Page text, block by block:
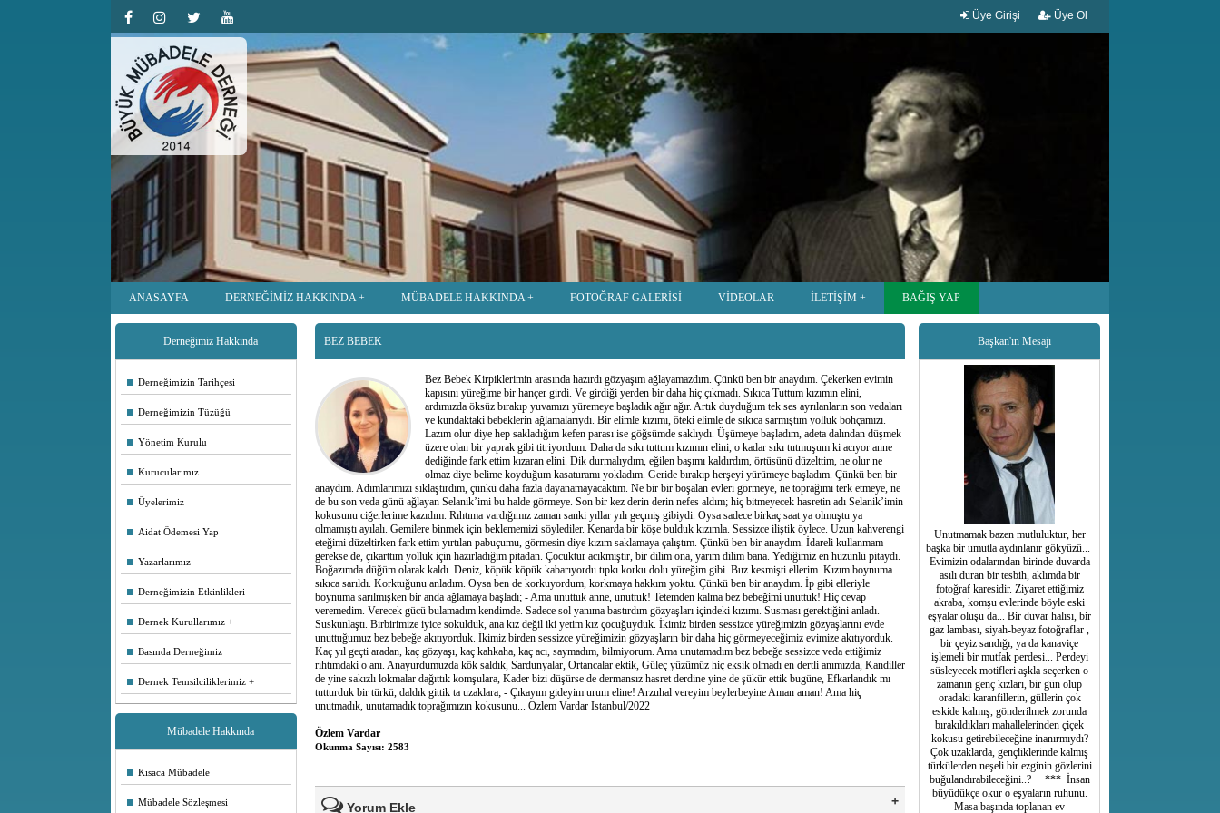
Üye Girişi Üye Ol
ANASAYFA DERNEĞİMİZ HAKKINDA MÜBADELE HAKKINDA FOTOĞRAF GALERİSİ VİDEOLAR İLETİŞİM BAĞIŞ YAP
Derneğimiz Hakkında
Derneğimizin Tarihçesi
Derneğimizin Tüzüğü
Yönetim Kurulu
Kurucularımız
Üyelerimiz
Aidat Ödemesi Yap
Yazarlarımız
Derneğimizin Etkinlikleri
Dernek Kurullarımız
Basında Derneğimiz
Dernek Temsilciliklerimiz
Mübadele Hakkında
Kısaca Mübadele
Mübadele Sözleşmesi
BEZ BEBEK
Bez Bebek Kirpiklerimin arasında hazırdı gözyaşım ağlayamazdım. Çünkü ben bir anaydım. Çekerken evimin
kapısını yüreğime bir hançer girdi. Ve girdiği yerden bir daha hiç çıkmadı. Sıkıca Tuttum kızımın elini,
ardımızda öksüz bırakıp yuvamızı yüremeye başladık ağır ağır. Artık duyduğum tek ses ayrılanların son vedaları
ve kundaktaki bebeklerin ağlamalarıydı. Bir elimle kızımı, öteki elimle de sıkıca sarmıştım yolluk bohçamızı.
Lazım olur diye hep sakladığım kefen parası ise göğsümde saklıydı. Üşümeye başladım, adeta dalından düşmek
üzere olan bir yaprak gibi titriyordum. Daha da sıkı tuttum kızımın elini, o kadar sıkı tutmuşum ki acıyor anne
dediğinde fark ettim kızaran elini. Dik durmalıydım, eğilen başımı kaldırdım, örtüsünü düzelttim, ne olur ne
olmaz diye belime koyduğum kasaturamı yokladım. Geride bırakıp herşeyi yürümeye başladım. Çünkü ben bir
anaydım. Adımlarımızı sıklaştırdım, çünkü daha fazla dayanamayacaktım. Ne bir bir boşalan evleri görmeye, ne toprağımı terk etmeye, ne
de bu son veda günü ağlayan Selanik’imi bu halde görmeye. Son bir kez derin derin nefes aldım; hiç bitmeyecek hasretin adı Selanik’imin
kokusunu ciğerlerime kazıdım. Rıhtıma vardığımız zaman sanki yıllar yılı geçmiş gibiydi. Oysa sadece birkaç saat ya olmuştu ya
olmamıştı ayılalı. Gemilere binmek için beklememizi söylediler. Kenarda bir köşe bulduk kızımla. Sessizce iliştik öylece. Uzun kahverengi
eteğimi düzeltirken fark ettim yırtılan pabuçumu, görmesin diye kızım saklamaya çalıştım. Çünkü ben bir anaydım. İdareli kullanmam
gerekse de, çıkarttım yolluk için hazırladığım pitadan. Çocuktur acıkmıştır, bir dilim ona, yarım dilim bana. Yediğimiz en hüzünlü pitaydı.
Boğazımda düğüm olarak kaldı. Deniz, köpük köpük kabarıyordu tıpkı korku dolu yüreğim gibi. Buz kesmişti ellerim. Kızım boynuma
sıkıca sarıldı. Korktuğunu anladım. Oysa ben de korkuyordum, korkmaya hakkım yoktu. Çünkü ben bir anaydım. İp gibi elleriyle
boynuma sarılmışken bir anda ağlamaya başladı; - Ama unuttuk anne, unuttuk! Tetemden kalma bez bebeğimi unuttuk! Hiç cevap
veremedim. Verecek gücü bulamadım kendimde. Sadece sol yanıma bastırdım gözyaşları içindeki kızımı. Susması gerektiğini anladı.
Suskunlaştı. Birbirimize iyice sokulduk, ana kız değil iki yetim kız çocuğuyduk. İkimiz birden sessizce yüreğimizin gözyaşlarını evde
unuttuğumuz bez bebeğe akıtıyorduk. İkimiz birden sessizce yüreğimizin gözyaşların bir daha hiç görmeyeceğimiz evimize akıtıyorduk.
Kaç yıl geçti aradan, kaç gözyaşı, kaç kahkaha, kaç acı, saymadım, bilmiyorum. Ama unutamadım bez bebeğe sessizce veda ettiğimiz
rıhtımdaki o anı. Anayurdumuzda kök saldık, Sardunyalar, Ortancalar ektik, Güleç yüzümüz hiç eksik olmadı en dertli anımızda, Kandiller
de yine sakızlı lokmalar dağıttık komşulara, Kader bizi düşürse de dermansız hasret derdine yine de şükür ettik bugüne, Efkarlandık mı
tutturduk bir türkü, daldık gittik ta uzaklara; - Çıkayım gideyim urum eline! Arzuhal vereyim beylerbeyine Aman aman! Ama hiç
unutmadık, unutamadık toprağımızın kokusunu... Özlem Vardar Istanbul/2022
Özlem Vardar
Okunma Sayısı: 2583
Yorum Ekle
Başkan'ın Mesajı
Unutmamak bazen mutluluktur, her
başka bir umutla aydınlanır gökyüzü...
Evimizin odalarından birinde duvarda
asılı duran bir tesbih, aklımda bir
fotoğraf karesidir. Ziyaret ettiğimiz
akraba, komşu evlerinde böyle eski
eşyalar oluşu da... Bir duvar halısı, bir
gaz lambası, siyah-beyaz fotoğraflar ,
bir çeyiz sandığı, ya da kanaviçe
işlemeli bir mutfak perdesi... Perdeyi
süsleyecek motifleri aşkla seçerken o
zamanın genç kızları, bir gün olup
oradaki karanfillerin, güllerin çok
eskide kalmış, gönderilmek zorunda
bırakıldıkları mahallelerinden çiçek
kokusu getirebileceğine inanırmıydı?
Çok uzaklarda, gençliklerinde kalmış
türkülerden neşeli bir ezginin gözlerini
buğulandırabileceğini..? *** İnsan
büyüdükçe okur o eşyaların ruhunu.
Masa başında toplanan ev